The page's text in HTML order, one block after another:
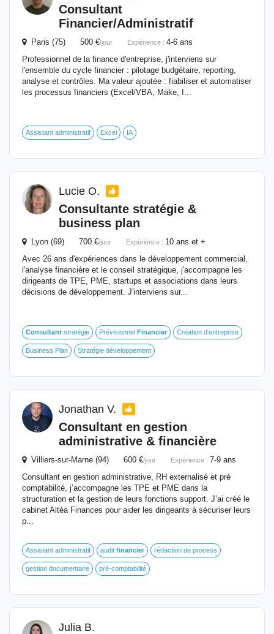
Consultant
Financier/Administratif
Paris (75) 500 €/jour Expérience : 4-6 ans
Professionnel de la finance d'entreprise, j'interviens sur
l'ensemble du cycle financier : pilotage budgétaire, reporting,
analyse et contrôles. Ma valeur ajoutée : fiabiliser et automatiser
les processus financiers (Excel/VBA, Make, I...
Assistant administratif Excel IA
Lucie O.
Consultante stratégie &
business plan
Lyon (69) 700 €/jour Expérience : 10 ans et +
Avec 26 ans d'expériences dans le développement commercial,
l'analyse financière et le conseil stratégique, j'accompagne les
dirigeants de TPE, PME, startups et associations dans leurs
décisions de développement. J'interviens sur...
Consultant stratégie Prévisionnel Financier Création d'entreprise
Business Plan Stratégie développement
Jonathan V.
Consultant en gestion
administrative & financière
Villiers-sur-Marne (94) 600 €/jour Expérience : 7-9 ans
Consultant en gestion administrative, RH externalisé et pré
comptabilité, j’accompagne les TPE et PME dans la
structuration et la gestion de leurs fonctions support. J’ai créé le
cabinet Altéa Finances pour aider les dirigeants à sécuriser leurs
p...
Assistant administratif audit financier rédaction de process
gestion documentaire pré-comptabilité
Julia B.